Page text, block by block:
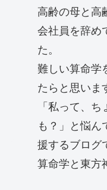
高齢の母と高
会社員を辞め
た。
難しい算命学
たらと思いま
「私って、
も？」と悩ん
援するブログ
算命学と東